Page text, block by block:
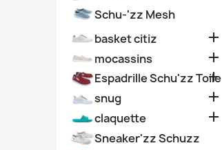
Schu-'zz Mesh
basket citiz

mocassins 
Espadrille Schu'zz Toile

snug 
claquette 
Sneaker'zz Schuzz